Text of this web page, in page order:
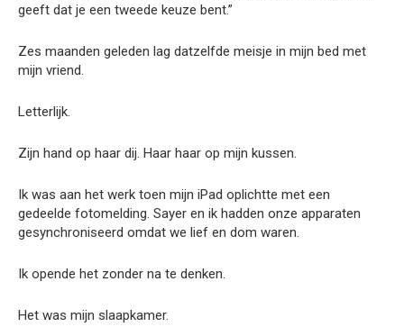
geeft dat je een tweede keuze bent.”
Zes maanden geleden lag datzelfde meisje in mijn bed met
mijn vriend.
Letterlijk.
Zijn hand op haar dij. Haar haar op mijn kussen.
Ik was aan het werk toen mijn iPad oplichtte met een
gedeelde fotomelding. Sayer en ik hadden onze apparaten
gesynchroniseerd omdat we lief en dom waren.
Ik opende het zonder na te denken.
Het was mijn slaapkamer.